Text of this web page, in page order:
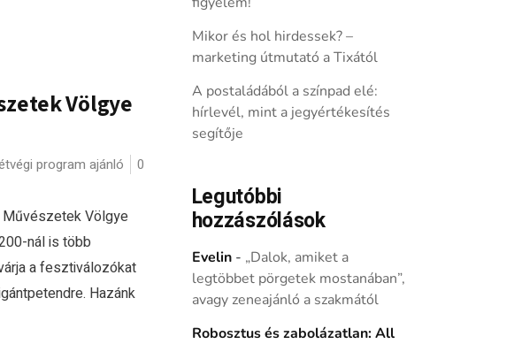
Völgye
program ajánló
0
Völgye
nál is több
a fesztiválozókat
Hazánk
Mikor és hol hirdessek? –
marketing útmutató a Tixától
A postaládából a színpad elé:
hírlevél, mint a jegyértékesítés
segítője
Legutóbbi
hozzászólások
Evelin- „Dalok, amiket a
legtöbbet pörgetek mostanában”,
avagy zeneajánló a szakmától
Robosztus és zabolázatlan: All